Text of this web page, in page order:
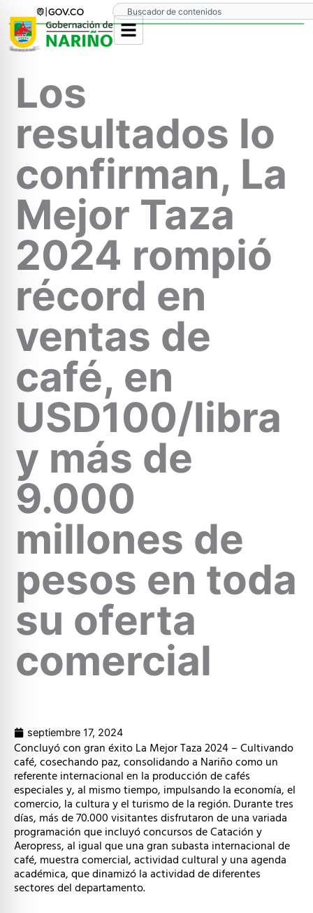
contenido
Search
Los
resultados lo
confirman, La
Mejor Taza
2024 rompió
récord en
ventas de
café, en
USD100/libra
y más de
9.000
millones de
pesos en toda
su oferta
comercial
septiembre 17, 2024
Concluyó con gran éxito La Mejor Taza 2024 – Cultivando
café, cosechando paz, consolidando a Nariño como un
referente internacional en la producción de cafés
especiales y, al mismo tiempo, impulsando la economía, el
comercio, la cultura y el turismo de la región. Durante tres
días, más de 70.000 visitantes disfrutaron de una variada
programación que incluyó concursos de Catación y
Aeropress, al igual que una gran subasta internacional de
café, muestra comercial, actividad cultural y una agenda
académica, que dinamizó la actividad de diferentes
sectores del departamento.